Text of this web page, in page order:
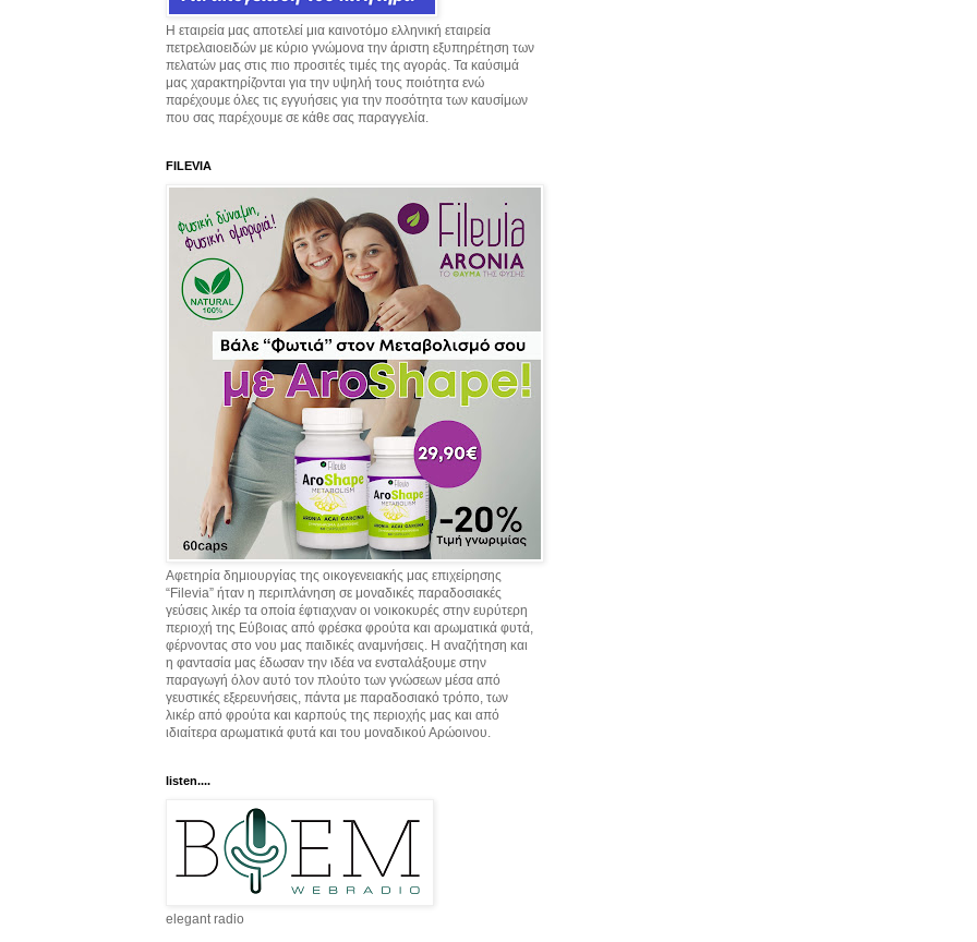
Η εταιρεία μας αποτελεί μια καινοτόμο ελληνική εταιρεία
πετρελαιοειδών με κύριο γνώμονα την άριστη εξυπηρέτηση των
πελατών μας στις πιο προσιτές τιμές της αγοράς. Τα καύσιμά
μας χαρακτηρίζονται για την υψηλή τους ποιότητα ενώ
παρέχουμε όλες τις εγγυήσεις για την ποσότητα των καυσίμων
που σας παρέχουμε σε κάθε σας παραγγελία.
FILEVIA
Αφετηρία δημιουργίας της οικογενειακής μας επιχείρησης
“Filevia” ήταν η περιπλάνηση σε μοναδικές παραδοσιακές
γεύσεις λικέρ τα οποία έφτιαχναν οι νοικοκυρές στην ευρύτερη
περιοχή της Εύβοιας από φρέσκα φρούτα και αρωματικά φυτά,
φέρνοντας στο νου μας παιδικές αναμνήσεις. Η αναζήτηση και
η φαντασία μας έδωσαν την ιδέα να ενσταλάξουμε στην
παραγωγή όλον αυτό τον πλούτο των γνώσεων μέσα από
γευστικές εξερευνήσεις, πάντα με παραδοσιακό τρόπο, των
λικέρ από φρούτα και καρπούς της περιοχής μας και από
ιδιαίτερα αρωματικά φυτά και του μοναδικού Αρώοινου.
listen....
elegant radio